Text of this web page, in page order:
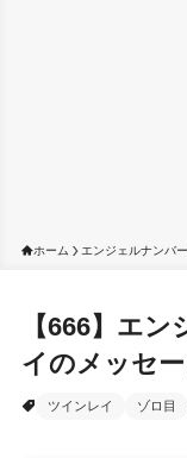
ホーム エンジェルナンバ
【666】エ
イのメッセ
ツインレイ ゾロ目